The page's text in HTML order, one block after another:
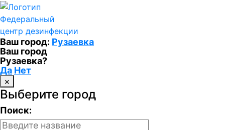
Федеральный
центр дезинфекции
Ваш город: Рузаевка
Ваш город
Рузаевка?
Да Нет
×
Выберите город
Поиск: